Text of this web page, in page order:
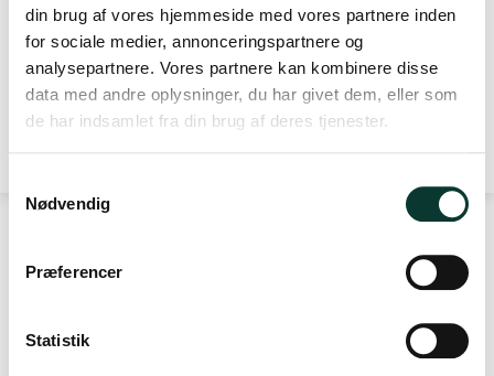
din brug af vores hjemmeside med vores partnere inden
for sociale medier, annonceringspartnere og
analysepartnere. Vores partnere kan kombinere disse
data med andre oplysninger, du har givet dem, eller som
de har indsamlet fra din brug af deres tjenester.
Nødvendig
Præferencer
Statistik
Specifikationer Producentbeskrivelse Servering
Volumen 3 x 75 cl
KONTAKT
Thorsbrovej 22C